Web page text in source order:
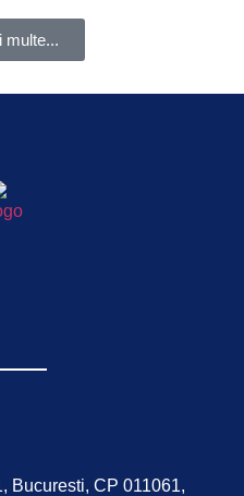
multe...
Bucuresti, CP 011061,